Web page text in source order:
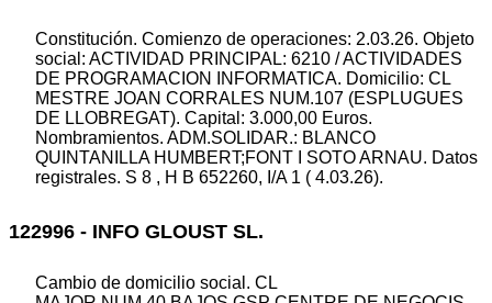
Constitución. Comienzo de operaciones: 2.03.26. Objeto
social: ACTIVIDAD PRINCIPAL: 6210 / ACTIVIDADES
DE PROGRAMACION INFORMATICA. Domicilio: CL
MESTRE JOAN CORRALES NUM.107 (ESPLUGUES
DE LLOBREGAT). Capital: 3.000,00 Euros.
Nombramientos. ADM.SOLIDAR.: BLANCO
QUINTANILLA HUMBERT;FONT I SOTO ARNAU. Datos
registrales. S 8 , H B 652260, I/A 1 ( 4.03.26).
122996 - INFO GLOUST SL.
Cambio de domicilio social. CL